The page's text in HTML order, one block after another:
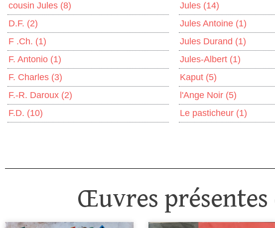
cousin Jules (8)
D.F. (2)
F .Ch. (1)
F. Antonio (1)
F. Charles (3)
F.-R. Daroux (2)
F.D. (10)
Jules (14)
Jules Antoine (1)
Jules Durand (1)
Jules-Albert (1)
Kaput (5)
l'Ange Noir (5)
Le pasticheur (1)
Œuvres